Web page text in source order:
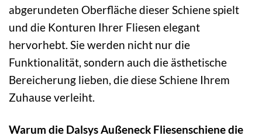
abgerundeten Oberfläche dieser Schiene spielt
und die Konturen Ihrer Fliesen elegant
hervorhebt. Sie werden nicht nur die
Funktionalität, sondern auch die ästhetische
Bereicherung lieben, die diese Schiene Ihrem
Zuhause verleiht.
Warum die Dalsys Außeneck Fliesenschiene die